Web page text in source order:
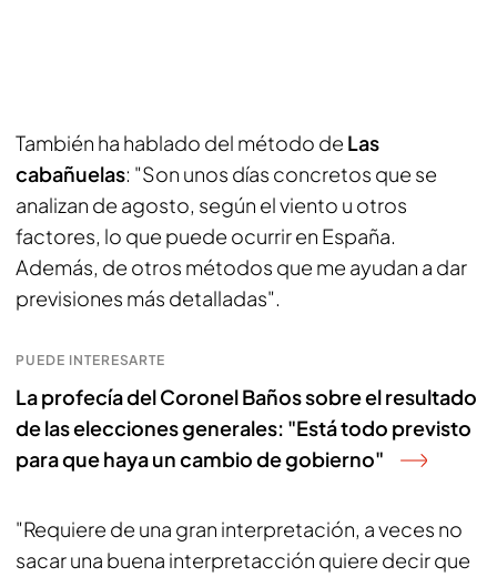
También ha hablado del método de Las
cabañuelas: "Son unos días concretos que se
analizan de agosto, según el viento u otros
factores, lo que puede ocurrir en España.
Además, de otros métodos que me ayudan a dar
previsiones más detalladas".
PUEDE INTERESARTE
La profecía del Coronel Baños sobre el resultado
de las elecciones generales: "Está todo previsto
para que haya un cambio de gobierno"
"Requiere de una gran interpretación, a veces no
sacar una buena interpretacción quiere decir que